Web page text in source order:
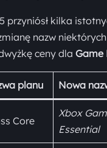
przyniósł kilka
nazw
ceny dla Game
planu Nowa
Core
Xbox
Essential